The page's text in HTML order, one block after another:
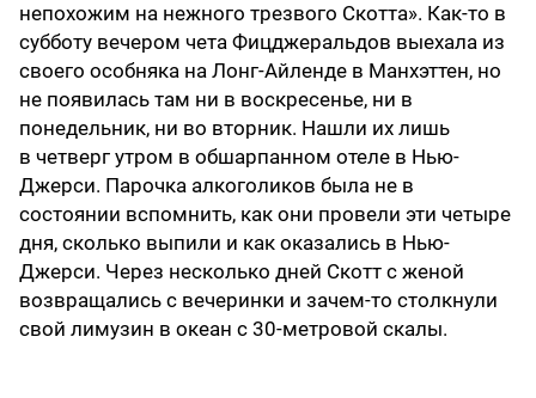
непохожим на нежного трезвого Скотта». Как-то в
субботу вечером чета Фицджеральдов выехала из
своего особняка на Лонг-Айленде в Манхэттен, но
не появилась там ни в воскресенье, ни в
понедельник, ни во вторник. Нашли их лишь
в четверг утром в обшарпанном отеле в Нью-
Джерси. Парочка алкоголиков была не в
состоянии вспомнить, как они провели эти четыре
дня, сколько выпили и как оказались в Нью-
Джерси. Через несколько дней Скотт с женой
возвращались с вечеринки и зачем-то столкнули
свой лимузин в океан с 30-метровой скалы.